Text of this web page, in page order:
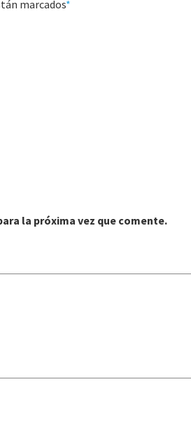
marcados*
la próxima vez que comente.